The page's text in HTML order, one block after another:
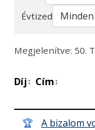
Évtized
Megjelenítve: 50.
Díj↕ Cím↕
🏆 A bizalom